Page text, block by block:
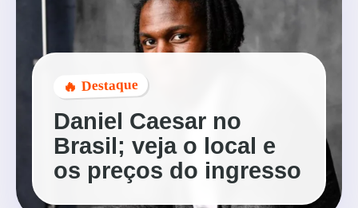
🔥 Destaque
Daniel Caesar no
Brasil; veja o local e
os preços do ingresso